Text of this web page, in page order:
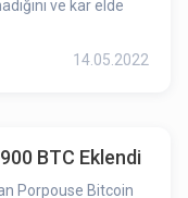
ve kar elde
14.05.2022
BTC Eklendi
Porpouse Bitcoin